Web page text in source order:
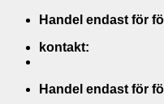
Skip
content
Handel endast för
kontakt:
Handel endast för